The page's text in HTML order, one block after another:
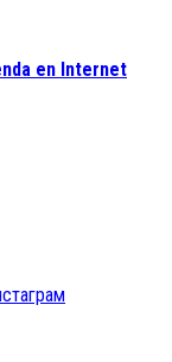
en Internet